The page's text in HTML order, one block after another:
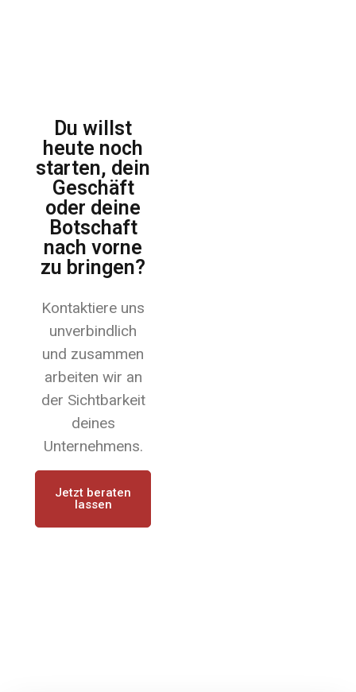
Du willst
heute noch
starten, dein
Geschäft
oder deine
Botschaft
nach vorne
zu bringen?
Kontaktiere uns
unverbindlich
und zusammen
arbeiten wir an
der Sichtbarkeit
deines
Unternehmens.
Jetzt beraten
lassen